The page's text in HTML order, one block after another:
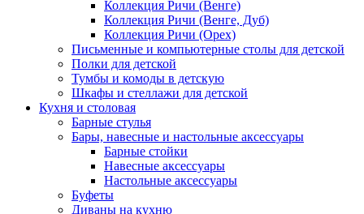
Коллекция Ричи (Венге)
Коллекция Ричи (Венге, Дуб)
Коллекция Ричи (Орех)
Письменные и компьютерные столы для детской
Полки для детской
Тумбы и комоды в детскую
Шкафы и стеллажи для детской
Кухня и столовая
Барные стулья
Бары, навесные и настольные аксессуары
Барные стойки
Навесные аксессуары
Настольные аксессуары
Буфеты
Диваны на кухню